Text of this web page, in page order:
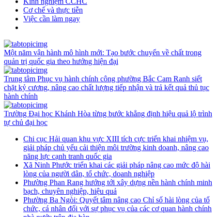
Cơ chế và thực tiễn
Việc cần làm ngay
Một năm vận hành mô hình mới: Tạo bước chuyển về chất trong
quản trị quốc gia theo hướng hiện đại
Trung tâm Phục vụ hành chính công phường Bắc Cam Ranh siết
chặt kỷ cương, nâng cao chất lượng tiếp nhận và trả kết quả thủ tục
hành chính
Trường Đại học Khánh Hòa từng bước khẳng định hiệu quả lộ trình
tự chủ đại học
Chi cục Hải quan khu vực XIII tích cực triển khai nhiệm vụ,
giải pháp chủ yếu cải thiện môi trường kinh doanh, nâng cao
năng lực cạnh tranh quốc gia
Xã Ninh Phước triển khai các giải pháp nâng cao mức độ hài
lòng của người dân, tổ chức, doanh nghiệp
Phường Phan Rang hướng tới xây dựng nền hành chính minh
bạch, chuyên nghiệp, hiệu quả
Phường Ba Ngòi: Quyết tâm nâng cao Chỉ số hài lòng của tổ
chức, cá nhân đối với sự phục vụ của các cơ quan hành chính